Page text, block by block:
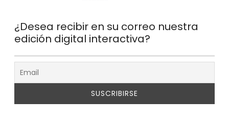
¿Desea recibir en su correo nuestra
edición digital interactiva?